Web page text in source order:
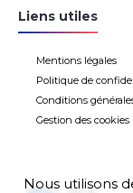
Liens utiles
Mentions légales
Politique de
Conditions
Gestion des cookies
Nous utilisons